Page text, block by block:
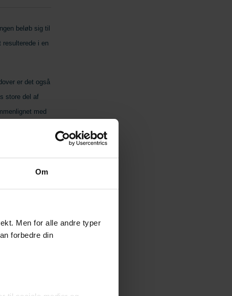
Om
Men for alle andre typer
forbedre din
beløb sig til
resulterede i en
er det også
store del af
med
siger Mattias
profitable
forbedret. På
fjerde kvartal